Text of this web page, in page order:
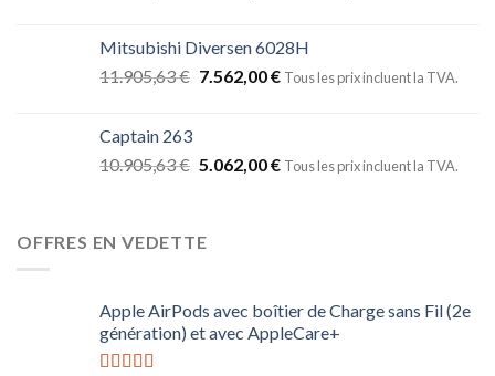
Mitsubishi Diversen 6028H
11.905,63€ 7.562,00€ Tous les prix incluent la TVA.
Captain 263
10.905,63€ 5.062,00€ Tous les prix incluent la TVA.
OFFRES EN VEDETTE
Apple AirPods avec boîtier de Charge sans Fil (2e
génération) et avec AppleCare+